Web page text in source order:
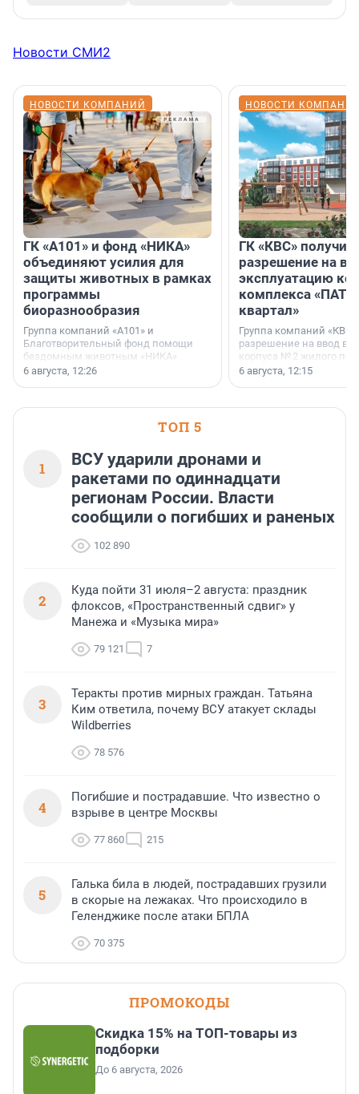
Новости СМИ2
НОВОСТИ КОМПАНИЙ
ГК «А101» и фонд «НИКА»
объединяют усилия для
защиты животных в рамках
программы
биоразнообразия
Группа компаний «А101» и
Благотворительный фонд помощи
бездомным животным «НИКА»
заключили соглашение о
6 августа, 12:26
НОВОСТИ
ГК «КВС»
разрешение на
эксплуатацию
комплекса
квартал»
Группа компаний
разрешение на ввод в
корпуса № 2 жилого
Уютный квартал»,
6 августа, 12:15
ТОП 5
1
ВСУ ударили дронами и
ракетами по одиннадцати
регионам России. Власти
сообщили о погибших и раненых
102 890
2
Куда пойти 31 июля–2 августа: праздник
флоксов, «Пространственный сдвиг» у
Манежа и «Музыка мира»
79 121 7
3
Теракты против мирных граждан. Татьяна
Ким ответила, почему ВСУ атакует склады
Wildberries
78 576
4
Погибшие и пострадавшие. Что известно о
взрыве в центре Москвы
77 860 215
5
Галька била в людей, пострадавших грузили
в скорые на лежаках. Что происходило в
Геленджике после атаки БПЛА
70 375
ПРОМОКОДЫ
Скидка 15% на ТОП-товары из
подборки
До 6 августа, 2026